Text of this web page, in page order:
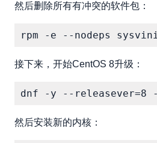
然后删除所有有冲突的软件包：
接下来，开始CentOS 8升级：
然后安装新的内核：